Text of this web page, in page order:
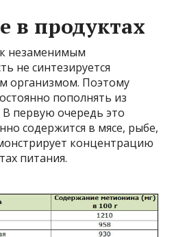
в продуктах
незаменимым
не синтезируется
организмом. Поэтому
пополнять из
первую очередь это
содержится в мясе, рыбе,
концентрацию
питания.